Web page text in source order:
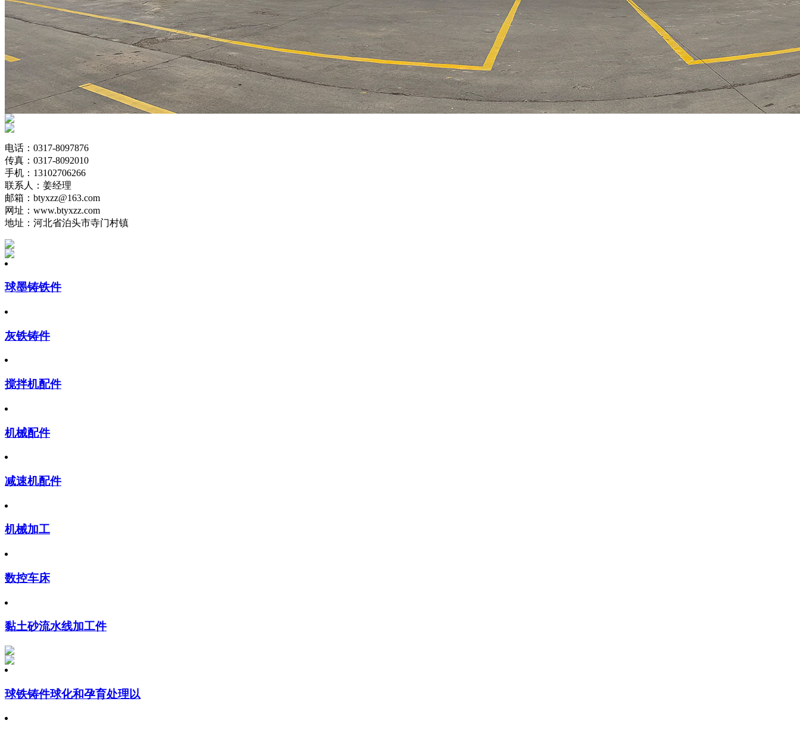
电话：0317-8097876
传真：0317-8092010
手机：13102706266
联系人：姜经理
邮箱：btyxzz@163.com
网址：www.btyxzz.com
地址：河北省泊头市寺门村镇
球墨铸铁件
灰铁铸件
搅拌机配件
机械配件
减速机配件
机械加工
数控车床
黏土砂流水线加工件
球铁铸件球化和孕育处理以